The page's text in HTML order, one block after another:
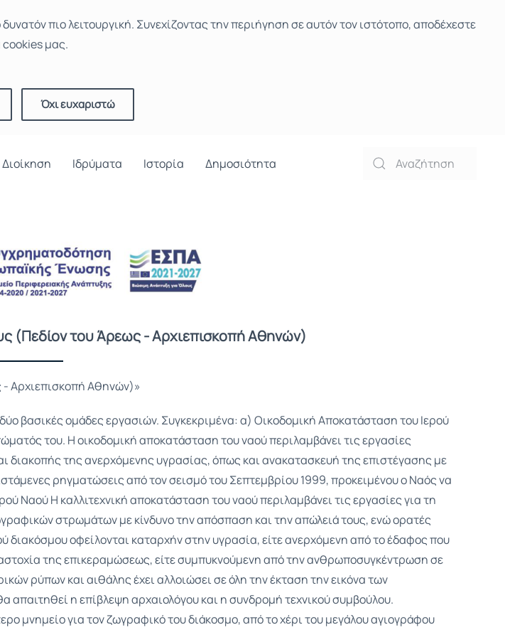
πιο λειτουργική. Συνεχίζοντας την περιήγηση σε αυτόν τον ιστότοπο, αποδέχεστε
cookies μας.
Όχι ευχαριστώ
Διοίκηση Ιδρύματα Ιστορία Δημοσιότητα
(Πεδίον του Άρεως - Αρχιεπισκοπή Αθηνών)
Αρχιεπισκοπή Αθηνών)»
βασικές ομάδες εργασιών. Συγκεκριμένα: α) Οικοδομική Αποκατάσταση του Ιερού
του. Η οικοδομική αποκατάσταση του ναού περιλαμβάνει τις εργασίες
διακοπής της ανερχόμενης υγρασίας, όπως και ανακατασκευή της επιστέγασης με
ρηγματώσεις από τον σεισμό του Σεπτεμβρίου 1999, προκειμένου ο Ναός να
Ναού Η καλλιτεχνική αποκατάσταση του ναού περιλαμβάνει τις εργασίες για τη
στρωμάτων με κίνδυνο την απόσπαση και την απώλειά τους, ενώ ορατές
οφείλονται καταρχήν στην υγρασία, είτε ανερχόμενη από το έδαφος που
της επικεραμώσεως, είτε συμπυκνούμενη από την ανθρωποσυγκέντρωση σε
ρύπων και αιθάλης έχει αλλοιώσει σε όλη την έκταση την εικόνα των
η επίβλεψη αρχαιολόγου και η συνδρομή τεχνικού συμβούλου.
μνημείο για τον ζωγραφικό του διάκοσμο, από το χέρι του μεγάλου αγιογράφου